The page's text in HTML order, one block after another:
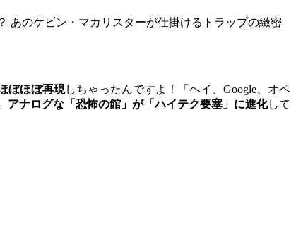
あのケビン・マカリスターが仕掛けるトラップの緻密
ぼほぼ再現しちゃったんですよ！「ヘイ、Google、オペ
アナログな「恐怖の館」が「ハイテク要塞」に進化して